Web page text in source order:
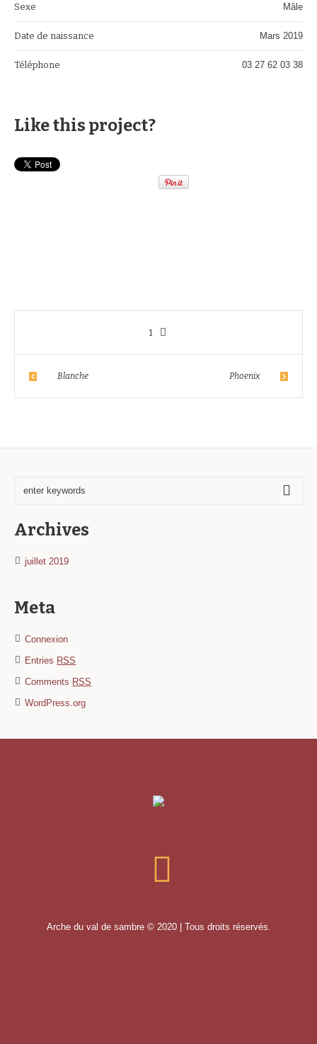
Sexe Mâle
Date de naissance Mars 2019
Téléphone 03 27 62 03 38
Like this project?
1
Blanche Phoenix
Archives
juillet 2019
Meta
Connexion
Entries RSS
Comments RSS
WordPress.org
Arche du val de sambre © 2020 | Tous droits réservés.